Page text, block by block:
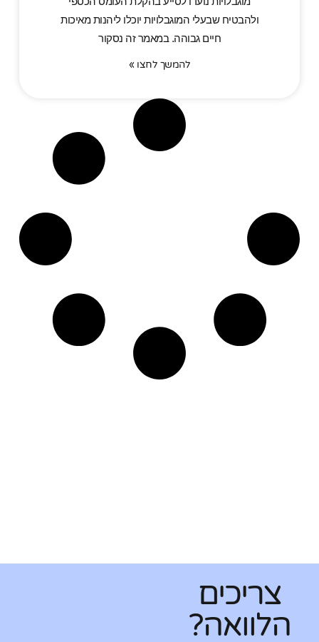
ולהבטיח שבעלי המוגבלויות יוכלו ליהנות מאיכות
חיים גבוהה. במאמר זה נסקור
להמשך לחצו »
צריכים
הלוואה?